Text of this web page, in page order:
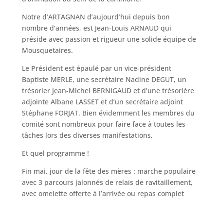
Notre d’ARTAGNAN d’aujourd’hui depuis bon
nombre d’années, est Jean-Louis ARNAUD qui
préside avec passion et rigueur une solide équipe de
Mousquetaires.
Le Président est épaulé par un vice-président
Baptiste MERLE, une secrétaire Nadine DEGUT, un
trésorier Jean-Michel BERNIGAUD et d’une trésorière
adjointe Albane LASSET et d’un secrétaire adjoint
Stéphane FORJAT. Bien évidemment les membres du
comité sont nombreux pour faire face à toutes les
tâches lors des diverses manifestations,
Et quel programme !
Fin mai, jour de la fête des mères : marche populaire
avec 3 parcours jalonnés de relais de ravitaillement,
avec omelette offerte à l’arrivée ou repas complet